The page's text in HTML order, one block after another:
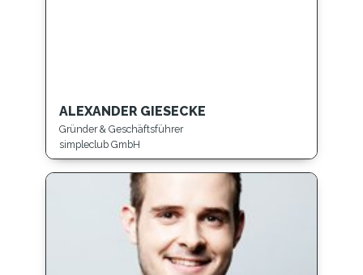
ALEXANDER GIESECKE
Gründer & Geschäftsführer
simpleclub GmbH